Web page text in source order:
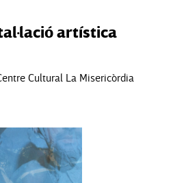
artística
Cultural La Misericòrdia